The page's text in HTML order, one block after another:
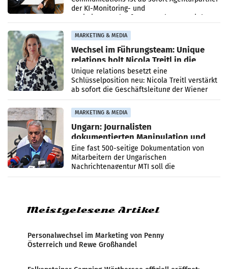
der KI-Monitoring- und
Optimierungsplattform OtterlyAI. Damit baut
MARKETING & MEDIA
Wechsel im Führungsteam: Unique
relations holt Nicola Treitl in die
Geschäftsleitung
Unique relations besetzt eine
Schlüsselposition neu: Nicola Treitl verstärkt
ab sofort die Geschäftsleitung der Wiener
PR-Agentur an der Seite von Josef Kalina und
Anna Kalina-Mahr.
MARKETING & MEDIA
Ungarn: Journalisten
dokumentierten Manipulation und
Zensur
Eine fast 500-seitige Dokumentation von
Mitarbeitern der Ungarischen
Nachrichtenagentur MTI soll die
systematische Nachrichten-Manipulation und
Meistgelesene Artikel
Personalwechsel im Marketing von Penny
Österreich und Rewe Großhandel